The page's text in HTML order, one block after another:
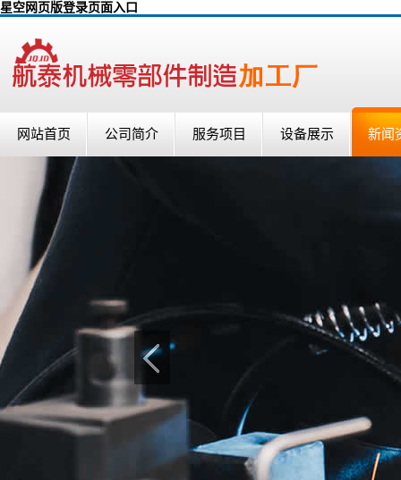
星空网页版登录页面入口
网站首页 公司简介 服务项目 设备展示 新闻